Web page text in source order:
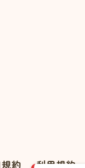
約 利用規約